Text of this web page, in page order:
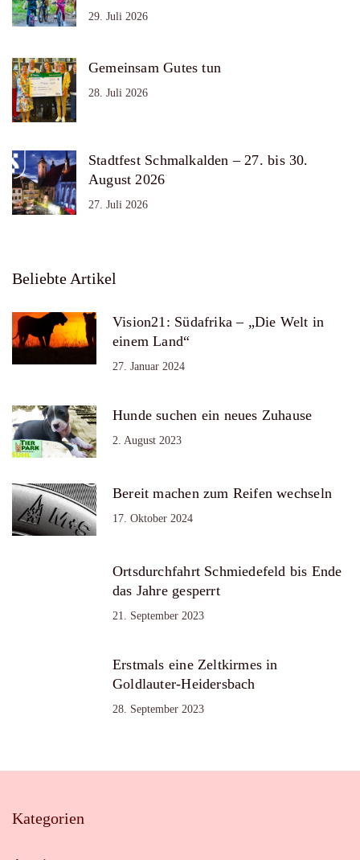
29. Juli 2026
Gemeinsam Gutes tun
28. Juli 2026
Stadtfest Schmalkalden – 27. bis 30.
August 2026
27. Juli 2026
Beliebte Artikel
Vision21: Südafrika – „Die Welt in
einem Land“
27. Januar 2024
Hunde suchen ein neues Zuhause
2. August 2023
Bereit machen zum Reifen wechseln
17. Oktober 2024
Ortsdurchfahrt Schmiedefeld bis Ende
das Jahre gesperrt
21. September 2023
Erstmals eine Zeltkirmes in
Goldlauter-Heidersbach
28. September 2023
Kategorien